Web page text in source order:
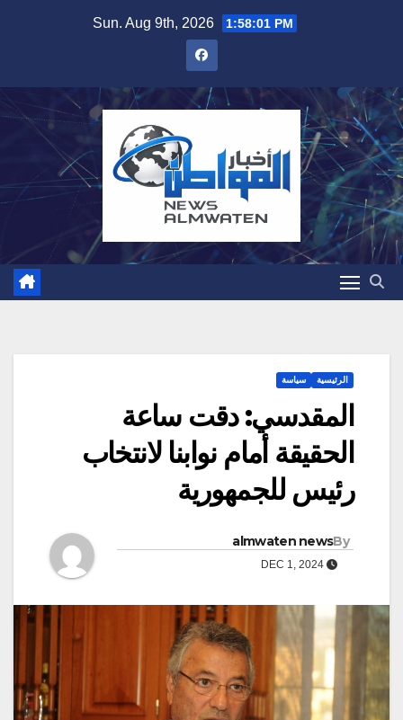
Sun. Aug 9th, 2026 1:58:02 PM
الرئيسية سياسة
المقدسي: دقت ساعة
الحقيقة أمام نوابنا لانتخاب
رئيس للجمهورية
By
almwaten news